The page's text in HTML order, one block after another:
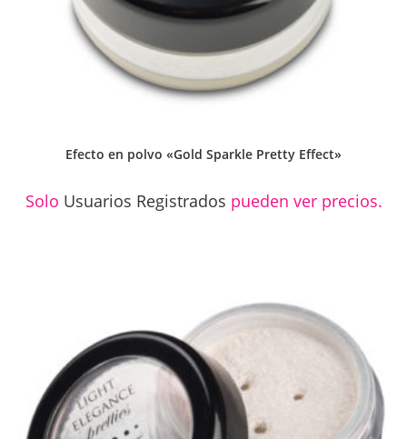
Efecto en polvo «Gold Sparkle Pretty Effect»
Solo Usuarios Registrados pueden ver precios.